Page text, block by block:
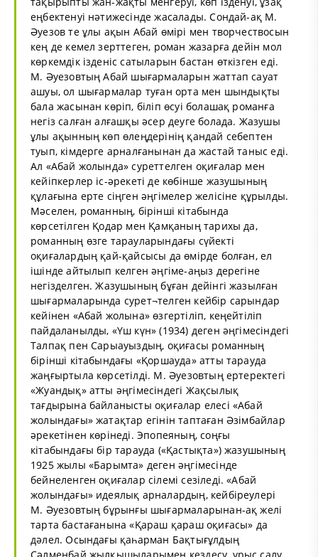
еңбектенуі нәтижесінде жасалады. Сондай-ақ М.
Әуезов те ұлы ақын Абай өмірі мен творчествосын
кең де кемел зерттеген, роман жазарға дейін мол
көркемдік ізденіс сатыларын бастан өткізген еді.
М. Әуезовтың Абай шығармаларын жаттап сауат
ашуы, ол шығармалар туған орта мен шындықты
бала жасынан көріп, біліп өсуі болашақ романға
негіз салған алғашқы әсер деуге болада. Жазушы
ұлы ақынның көп өлеңдерінің қандай себептен
туып, кімдерге арналғанынан да жастай таныс еді.
Ал «Абай жолында» суреттелген оқиғалар мен
кейіпкерлер іс-әрекеті де көбінше жазушының
құлағына ерте сіңген әңгімелер желісіне құрылды.
Мәселен, романның, бірінші кітабында
көрсетілген Қодар мен Қамқаның тарихы да,
романның өзге тарауларындағы сүйекті
оқиғалардың қай-қайсысы да өмірде болған, ел
ішінде айтылып келген әңгіме-аңыз дерегіне
негізделген. Жазушының бұған дейінгі жазылған
шығармаларында сурет¬телген кейбір сарындар
кейінен «Абай жолына» өзгертіліп, кеңейтіліп
пайдаланылды, «Үш күн» (1934) деген әңгімесіндегі
Талпақ пен Сарыауыздың, оқиғасы романның
бірінші кітабындағы «Қоршауда» атты тарауда
жаңғыртыла көрсетілді. М. Әуезовтың ертеректегі
«Жуандық» атты әңгімесіндегі Жақсылық
тағдырына байланысты оқиғалар елесі «Абай
жолындағы» жатақтар егінін таптаған Әзімбайлар
әрекетінен көрінеді. Эпопеяның, соңғы
кітабындағы бір тарауда («Қастықта») жазушының
1925 жылы «Барымта» деген әңгімесінде
бейнеленген оқиғалар сілемі сезіледі. «Абай
жолындағы» идеялық арналардың, кейбіреулері
М. Әуезовтың бұрынғы шығармаларынан-ақ желі
тарта бастағанына «Қараш қараш оқиғасы» да
дәлел. Осындағы қаһарман Бақтығұлдың
Сәлменбай жылқышыларымен кездесу, ұрыс салу